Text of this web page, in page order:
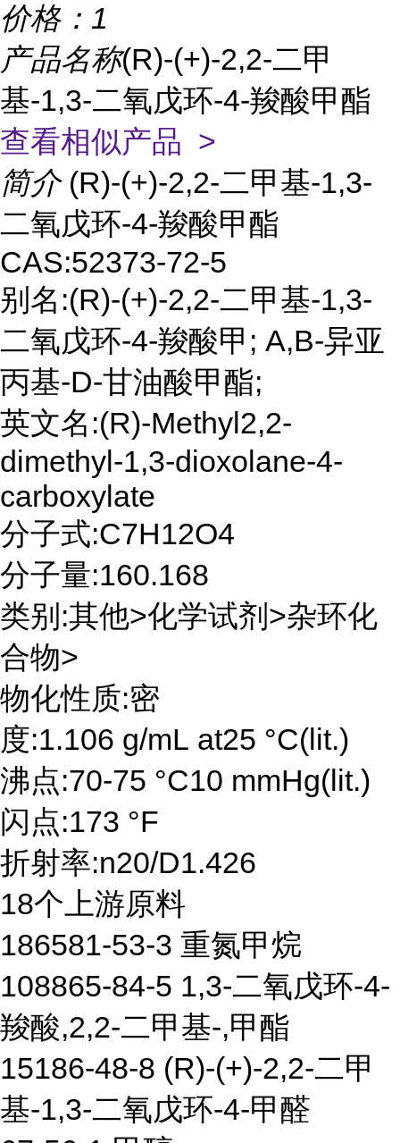
价格： 1
产品名称(R)-(+)-2,2-二甲
基-1,3-二氧戊环-4-羧酸甲酯
查看相似产品 >
简介 (R)-(+)-2,2-二甲基-1,3-
二氧戊环-4-羧酸甲酯
CAS:52373-72-5
别名:(R)-(+)-2,2-二甲基-1,3-
二氧戊环-4-羧酸甲; Α,Β-异亚
丙基-D-甘油酸甲酯;
英文名:(R)-Methyl2,2-
dimethyl-1,3-dioxolane-4-
carboxylate
分子式:C7H12O4
分子量:160.168
类别:其他>化学试剂>杂环化
合物>
物化性质:密
度:1.106 g/mL at25 °C(lit.)
沸点:70-75 °C10 mmHg(lit.)
闪点:173 °F
折射率:n20/D1.426
18个上游原料
186581-53-3 重氮甲烷
108865-84-5 1,3-二氧戊环-4-
羧酸,2,2-二甲基-,甲酯
15186-48-8 (R)-(+)-2,2-二甲
基-1,3-二氧戊环-4-甲醛